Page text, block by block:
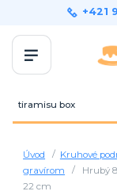
+421
Úvod Kruhové
gravírom
Hrubý
22 cm